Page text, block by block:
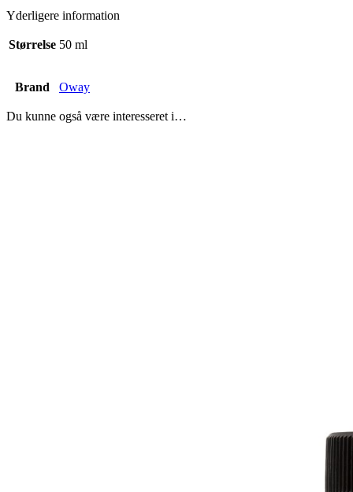
Yderligere information
Størrelse 50 ml
Brand Oway
Du kunne også være interesseret i…